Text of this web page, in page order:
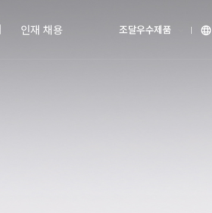
인재 채용 조달우수제품 language